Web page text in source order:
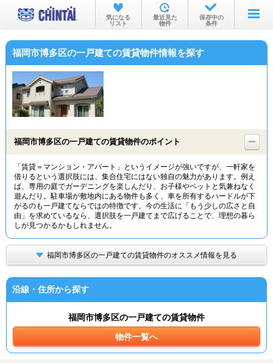
お部屋を探す
沿線・駅から
物件特集から
TOP
気になる
リスト
最近見た
物件
保存中の
条件
福岡市博多区の一戸建ての賃貸物件情報を探す
福岡市博多区の一戸建ての賃貸物件のポイント
「賃貸＝マンション・アパート」というイメージが強いですが、一軒家を
借りるという選択肢には、集合住宅にはない独自の魅力があります。例え
ば、専用の庭でガーデニングを楽しんだり、お子様やペットと気兼ねなく
遊んだり。駐車場が敷地内にある物件も多く、車を所有するハードルが下
がるのも一戸建てならではの特徴です。今の生活に「もう少しの広さと自
由」を求めているなら、選択肢を一戸建てまで広げることで、理想の暮ら
しが見つかるかもしれません。
福岡市博多区の一戸建ての賃貸物件のオススメ情報を見る
沿線・住所から探す
福岡市博多区の一戸建ての賃貸物件
物件一覧へ